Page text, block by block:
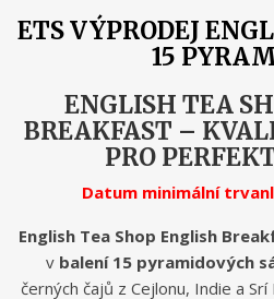
ETS VÝPRODEJ
15
ENGLISH TEA
BREAKFAST –
PRO
Datum minimální
English Tea Shop English
v balení 15 pyramidových
černých čajů z Cejlonu, Indie a